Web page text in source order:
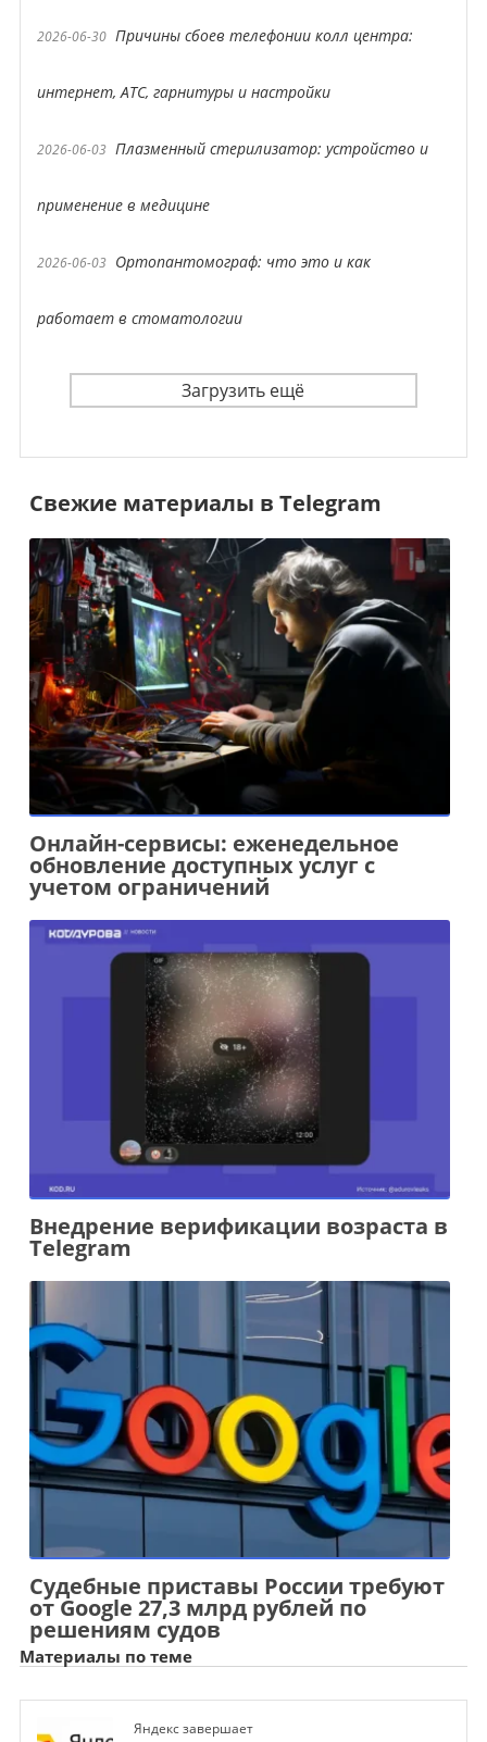
2026-06-30 Причины сбоев телефонии колл центра:
интернет, АТС, гарнитуры и настройки
2026-06-03 Плазменный стерилизатор: устройство и
применение в медицине
2026-06-03 Ортопантомограф: что это и как
работает в стоматологии
Загрузить ещё
Свежие материалы в Telegram
Онлайн-сервисы: еженедельное
обновление доступных услуг с
учетом ограничений
Внедрение верификации возраста в
Telegram
Судебные приставы России требуют
от Google 27,3 млрд рублей по
решениям судов
Материалы по теме
Яндекс завершает